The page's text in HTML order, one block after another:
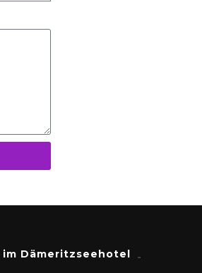
Dämeritzseehotel